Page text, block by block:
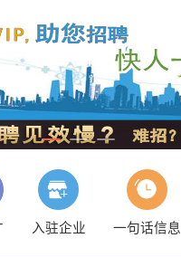
入驻企业 一句话信息